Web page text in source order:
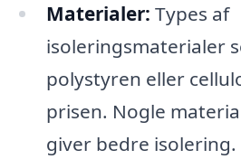
Materialer: Types af
isoleringsmaterialer
polystyren eller
prisen. Nogle
giver bedre isolering.